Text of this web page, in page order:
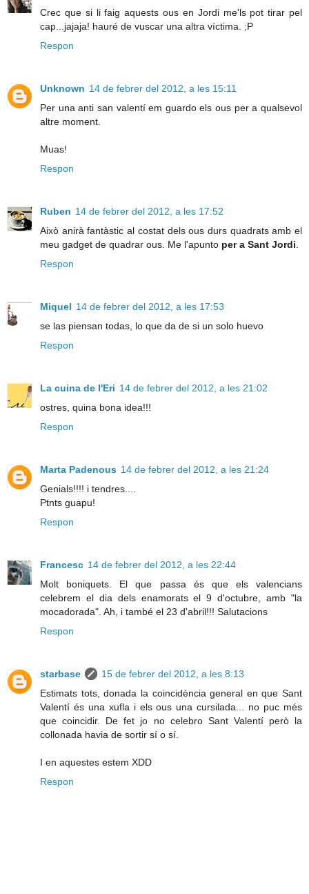
Crec que si li faig aquests ous en Jordi me'ls pot tirar pel
cap...jajaja! hauré de vuscar una altra víctima. ;P
Respon
Unknown 14 de febrer del 2012, a les 15:11
Per una anti san valentí em guardo els ous per a qualsevol
altre moment.
Muas!
Respon
Ruben 14 de febrer del 2012, a les 17:52
Això anirà fantàstic al costat dels ous durs quadrats amb el
meu gadget de quadrar ous. Me l'apunto per a Sant Jordi
Respon
Miquel 14 de febrer del 2012, a les 17:53
se las piensan todas, lo que da de si un solo huevo
Respon
La cuina de l'Eri 14 de febrer del 2012, a les 21:02
ostres, quina bona idea!!!
Respon
Marta Padenous 14 de febrer del 2012, a les 21:24
Genials!!!! i tendres....
Ptnts guapu!
Respon
Francesc 14 de febrer del 2012, a les 22:44
Molt boniquets. El que passa és que els valencians
celebrem el dia dels enamorats el 9 d'octubre, amb "la
mocadorada". Ah, i també el 23 d'abril!!! Salutacions
Respon
starbase
15 de febrer del 2012, a les 8:13
Estimats tots, donada la coincidència general en que Sant
Valentí és una xufla i els ous una cursilada... no puc més
que coincidir. De fet jo no celebro Sant Valentí però la
collonada havia de sortir sí o sí.
I en aquestes estem XDD
Respon